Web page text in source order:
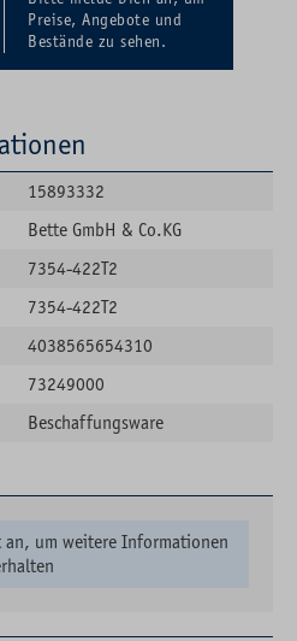
Preise, Angebote und
Bestände zu sehen.
15893332
Bette GmbH & Co.KG
7354-422T2
7354-422T2
4038565654310
73249000
Beschaffungsware
an, um weitere Informationen